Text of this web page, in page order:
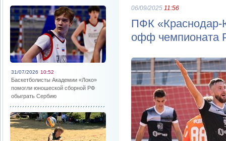
31/07/2026 10:52
Баскетболисты Академии «Локо»
помогли юношеской сборной РФ
обыграть Сербию
06/09/2025 11:56
ПФК «Краснодар-
офф чемпионата